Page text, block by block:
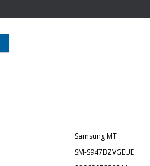
Samsung MT
SM-S947BZVGEUE